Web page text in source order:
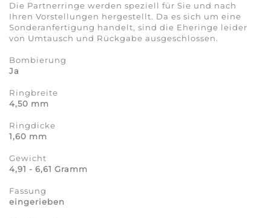
Die Partnerringe werden speziell für Sie und nach
Ihren Vorstellungen hergestellt. Da es sich um eine
Sonderanfertigung handelt, sind die Eheringe leider
von Umtausch und Rückgabe ausgeschlossen.
Bombierung
Ja
Ringbreite
4,50 mm
Ringdicke
1,60 mm
Gewicht
4,91 - 6,61 Gramm
Fassung
eingerieben